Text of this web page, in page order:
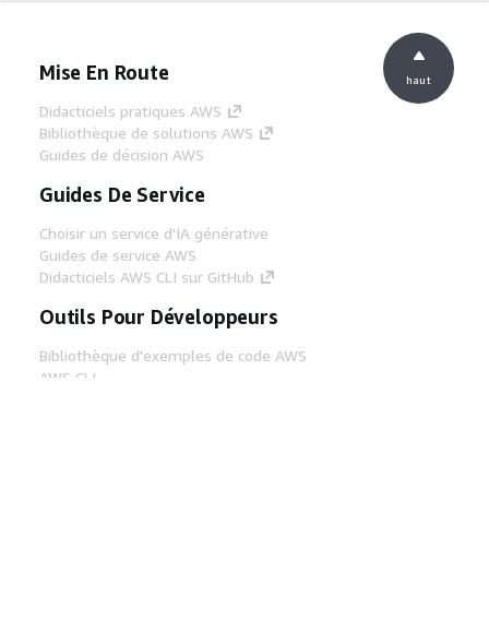
Mise En Route
Didacticiels pratiques AWS
Bibliothèque de solutions AWS
Guides de décision AWS
Guides De Service
Choisir un service d'IA générative
Guides de service AWS
Didacticiels AWS CLI sur GitHub
Outils Pour Développeurs
Bibliothèque d'exemples de code AWS
AWS CLI
haut